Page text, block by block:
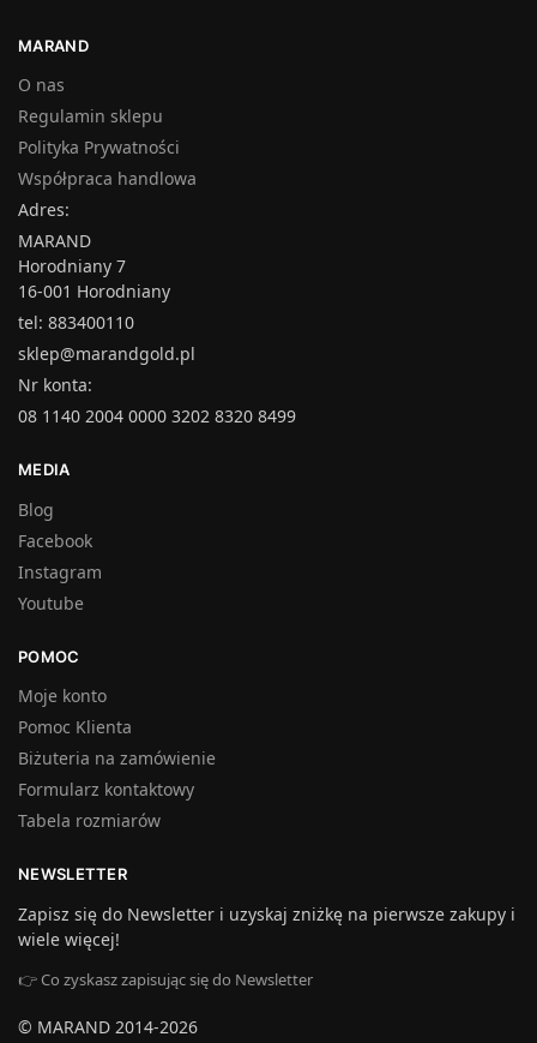
MARAND
O nas
Regulamin sklepu
Polityka Prywatności
Współpraca handlowa
Adres:
MARAND
Horodniany 7
16-001 Horodniany
tel: 883400110
sklep@marandgold.pl
Nr konta:
08 1140 2004 0000 3202 8320 8499
MEDIA
Blog
Facebook
Instagram
Youtube
POMOC
Moje konto
Pomoc Klienta
Biżuteria na zamówienie
Formularz kontaktowy
Tabela rozmiarów
NEWSLETTER
Zapisz się do Newsletter i uzyskaj zniżkę na pierwsze zakupy i
wiele więcej!
👉 Co zyskasz zapisując się do Newsletter
© MARAND 2014-2026